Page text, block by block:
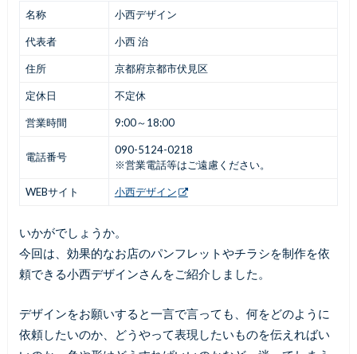
名称 小西デザイン
代表者 小西 治
住所 京都府京都市伏見区
定休日 不定休
営業時間 9:00～18:00
電話番号
090-5124-0218
※営業電話等はご遠慮ください。
WEBサイト 小西デザイン
いかがでしょうか。
今回は、効果的なお店のパンフレットやチラシを制作を依
頼できる小西デザインさんをご紹介しました。
デザインをお願いすると一言で言っても、何をどのように
依頼したいのか、どうやって表現したいものを伝えればい